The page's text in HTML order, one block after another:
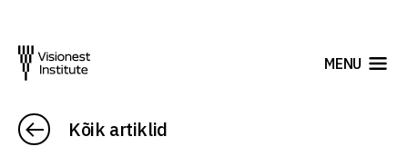
MENU
Kõik artiklid